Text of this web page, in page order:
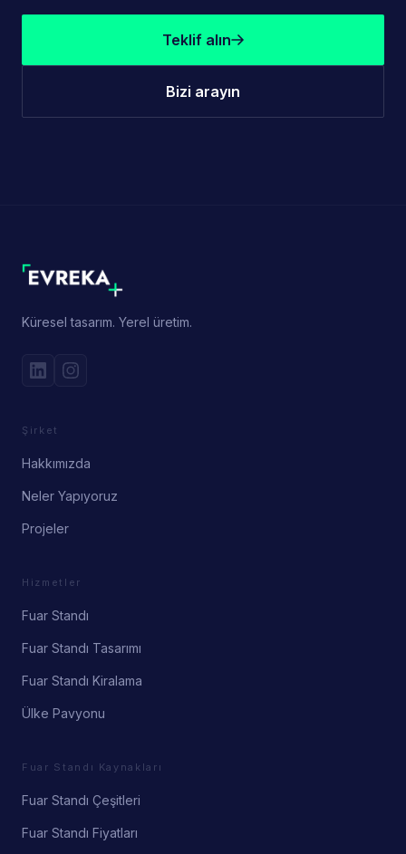
Teklif alın
Bizi arayın
Küresel tasarım. Yerel üretim.
Şirket
Hakkımızda
Neler Yapıyoruz
Projeler
Hizmetler
Fuar Standı
Fuar Standı Tasarımı
Fuar Standı Kiralama
Ülke Pavyonu
Fuar Standı Kaynakları
Fuar Standı Çeşitleri
Fuar Standı Fiyatları